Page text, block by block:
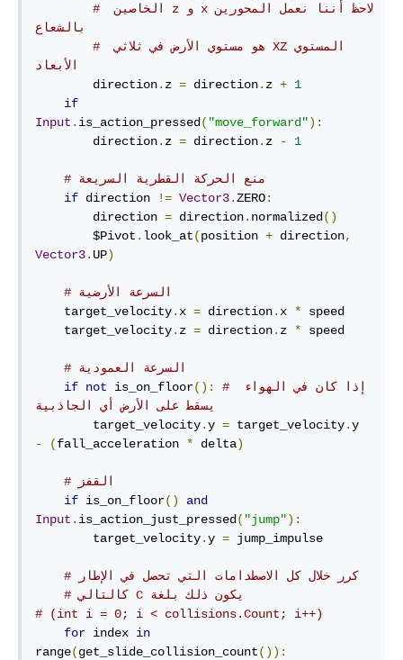
# ‫لاحظ أننا نعمل المحورين x و z الخاصين
بالشعاع
# المستوي‫ XZ هو مستوي الأرض في ثلاثي
الأبعاد
        direction
. z = direction. z + 1
if
Input . is_action_pressed( "move_forward"):
        direction
. z = direction. z - 1
# منع الحركة القطرية السريعة
if direction != Vector3.ZERO:
        direction
= direction. normalized()
        $Pivot
. look_at(position + direction,
Vector3. UP)
# السرعة الأرضية
    target_velocity
. x = direction. x * speed
    target_velocity
. z = direction. z * speed
# السرعة العمودية
if not is_on_floor():
# إذا كان في الهواء
يسقط على الأرض أي الجاذبية
        target_velocity
.y = target_velocity.
-
(fall_acceleration * delta)
# القفز
if is_on_floor()
and
Input . is_action_just_pressed( "jump"):
        target_velocity
.y = jump_impulse
# كرر خلال كل الاصطدامات التي تحصل في الإطار
# ‫يكون ذلك بلغة C كالتالي
# (int i = 0; i < collisions.Count; i++)
for index in
range(get_slide_collision_count()):